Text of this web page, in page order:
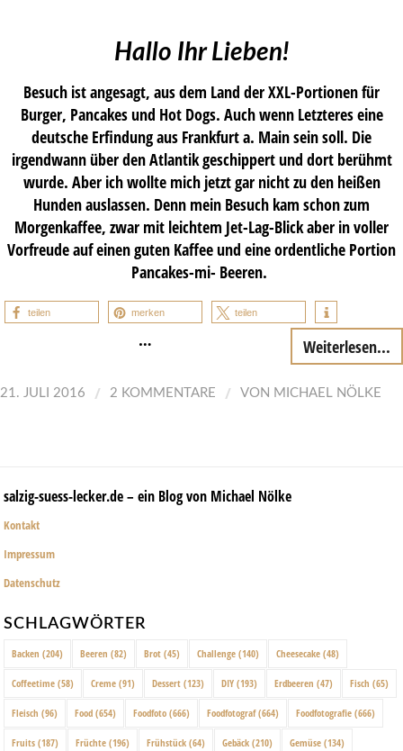
Hallo Ihr Lieben!
Besuch ist angesagt, aus dem Land der XXL-Portionen für
Burger, Pancakes und Hot Dogs. Auch wenn Letzteres eine
deutsche Erfindung aus Frankfurt a. Main sein soll. Die
irgendwann über den Atlantik geschippert und dort berühmt
wurde. Aber ich wollte mich jetzt gar nicht zu den heißen
Hunden auslassen. Denn mein Besuch kam schon zum
Morgenkaffee, zwar mit leichtem Jet-Lag-Blick aber in voller
Vorfreude auf einen guten Kaffee und eine ordentliche Portion
Pancakes-mi- Beeren.
teilen merken teilen
… Weiterlesen...
21. JULI 2016 / 2 KOMMENTARE / VON MICHAEL NÖLKE
salzig-suess-lecker.de – ein Blog von Michael Nölke
Kontakt
Impressum
Datenschutz
SCHLAGWÖRTER
Backen (204) Beeren (82) Brot (45) Challenge (140) Cheesecake (48)
Coffeetime (58) Creme (91) Dessert (123) DIY (193) Erdbeeren (47) Fisch (65)
Fleisch (96) Food (654) Foodfoto (666) Foodfotograf(664) Foodfotografie (666)
Fruits (187) Früchte (196) Frühstück (64) Gebäck (210) Gemüse (134)